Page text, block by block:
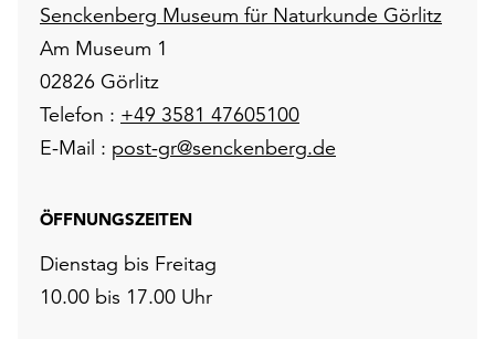
Senckenberg Museum für Naturkunde Görlitz
Am Museum 1
02826 Görlitz
Telefon : +49 3581 47605100
E-Mail : post-gr@senckenberg.de
ÖFFNUNGSZEITEN
Dienstag bis Freitag
10.00 bis 17.00 Uhr